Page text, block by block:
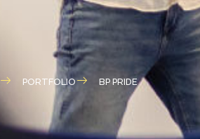
PORTFOLIO BP PRIDE